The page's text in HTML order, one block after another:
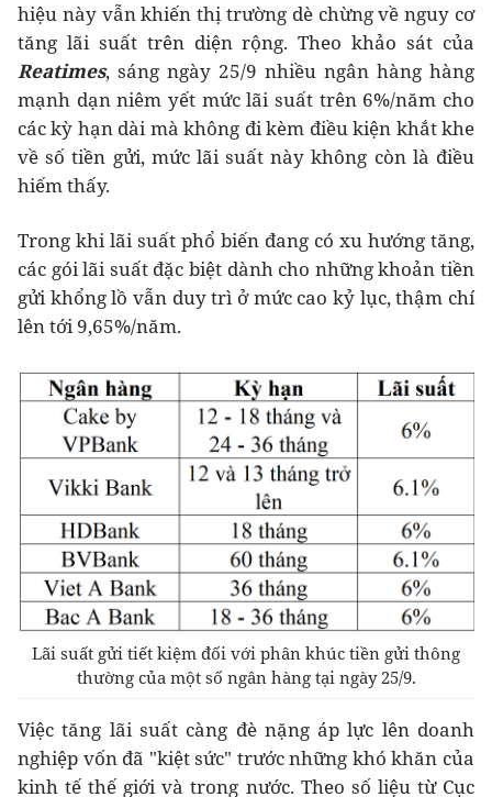
hiệu này vẫn khiến thị trường dè chừng về nguy cơ
tăng lãi suất trên diện rộng. Theo khảo sát của
Reatimes, sáng ngày 25/9 nhiều ngân hàng hàng
mạnh dạn niêm yết mức lãi suất trên 6%/năm cho
các kỳ hạn dài mà không đi kèm điều kiện khắt khe
về số tiền gửi, mức lãi suất này không còn là điều
hiếm thấy.
Trong khi lãi suất phổ biến đang có xu hướng tăng,
các gói lãi suất đặc biệt dành cho những khoản tiền
gửi khổng lồ vẫn duy trì ở mức cao kỷ lục, thậm chí
lên tới 9,65%/năm.
Lãi suất gửi tiết kiệm đối với phân khúc tiền gửi thông
thường của một số ngân hàng tại ngày 25/9.
Việc tăng lãi suất càng đè nặng áp lực lên doanh
nghiệp vốn đã "kiệt sức" trước những khó khăn của
kinh tế thế giới và trong nước. Theo số liệu từ Cục